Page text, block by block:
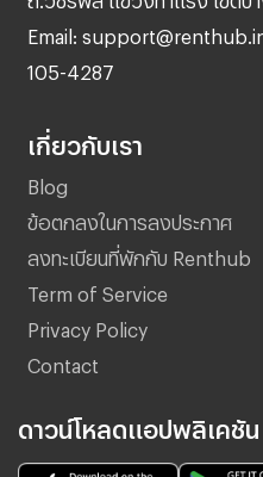
Email:
105-4287
เกี่ยวกับเรา
Blog
ข้อตกลงในการลงประกาศ
ลงทะเบียนที่พักกับ Renthub
Term of Service
Privacy Policy
Contact
ดาวน์โหลดแอปพลิเคชัน